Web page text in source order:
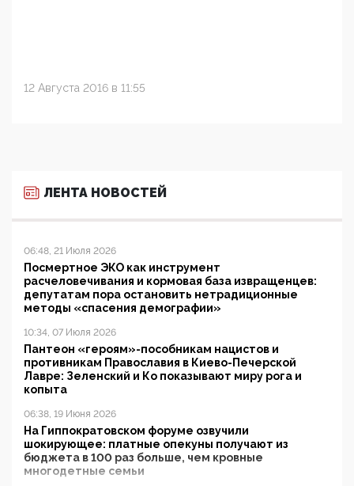
12 Августа 2016 в 11:55
ЛЕНТА НОВОСТЕЙ
06:48, 21 Июля 2026
Посмертное ЭКО как инструмент
расчеловечивания и кормовая база извращенцев:
депутатам пора остановить нетрадиционные
методы «спасения демографии»
10:34, 07 Июля 2026
Пантеон «героям»-пособникам нацистов и
противникам Православия в Киево-Печерской
Лавре: Зеленский и Ко показывают миру рога и
копыта
06:38, 19 Июня 2026
На Гиппократовском форуме озвучили
шокирующее: платные опекуны получают из
бюджета в 100 раз больше, чем кровные
многодетные семьи